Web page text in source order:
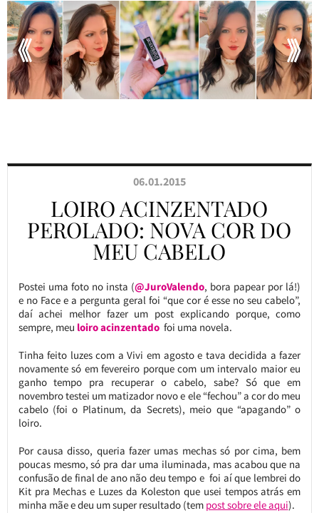
06.01.2015
LOIRO ACINZENTADO
PEROLADO: NOVA COR DO
MEU CABELO
Postei uma foto no insta (@JuroValendo, bora papear por lá!)
e no Face e a pergunta geral foi “que cor é esse no seu cabelo”,
daí achei melhor fazer um post explicando porque, como
sempre, meu loiro acinzentadofoi uma novela.
Tinha feito luzes com a Vivi em agosto e tava decidida a fazer
novamente só em fevereiro porque com um intervalo maior eu
ganho tempo pra recuperar o cabelo, sabe? Só que em
novembro testei um matizador novo e ele “fechou” a cor do meu
cabelo (foi o Platinum, da Secrets), meio que “apagando” o
loiro.
Por causa disso, queria fazer umas mechas só por cima, bem
poucas mesmo, só pra dar uma iluminada, mas acabou que na
confusão de final de ano não deu tempo e foi aí que lembrei do
Kit pra Mechas e Luzes da Koleston que usei tempos atrás em
minha mãe e deu um super resultado (tem post sobre ele aqui).